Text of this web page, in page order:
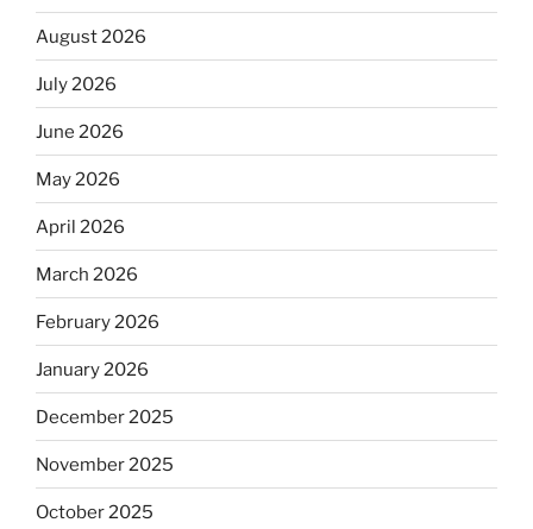
August 2026
July 2026
June 2026
May 2026
April 2026
March 2026
February 2026
January 2026
December 2025
November 2025
October 2025